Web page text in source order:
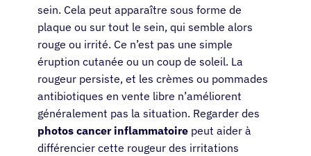
sein. Cela peut apparaître sous forme de
plaque ou sur tout le sein, qui semble alors
rouge ou irrité. Ce n’est pas une simple
éruption cutanée ou un coup de soleil. La
rougeur persiste, et les crèmes ou pommades
antibiotiques en vente libre n’améliorent
généralement pas la situation. Regarder des
photos cancer inflammatoire peut aider à
différencier cette rougeur des irritations